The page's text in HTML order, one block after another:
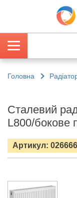
Головна
Сталевий
L800/бокове
Артикул: 026666